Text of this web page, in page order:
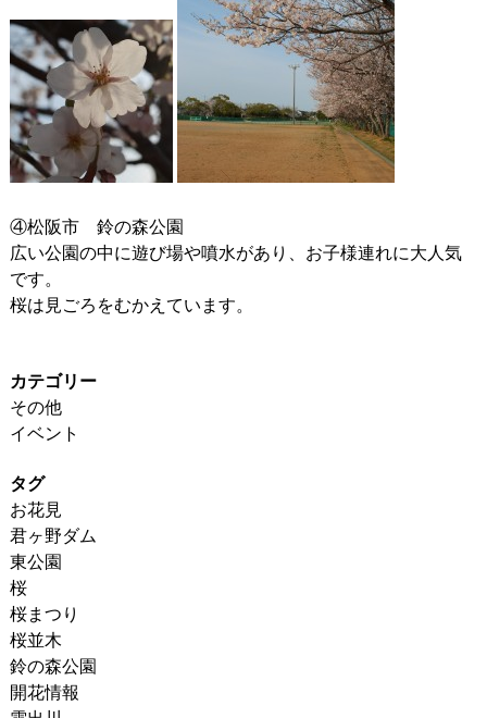
④松阪市 鈴の森公園
広い公園の中に遊び場や噴水があり、お子様連れに大人気
です。
桜は見ごろをむかえています。
カテゴリー
その他
イベント
タグ
お花見
君ヶ野ダム
東公園
桜
桜まつり
桜並木
鈴の森公園
開花情報